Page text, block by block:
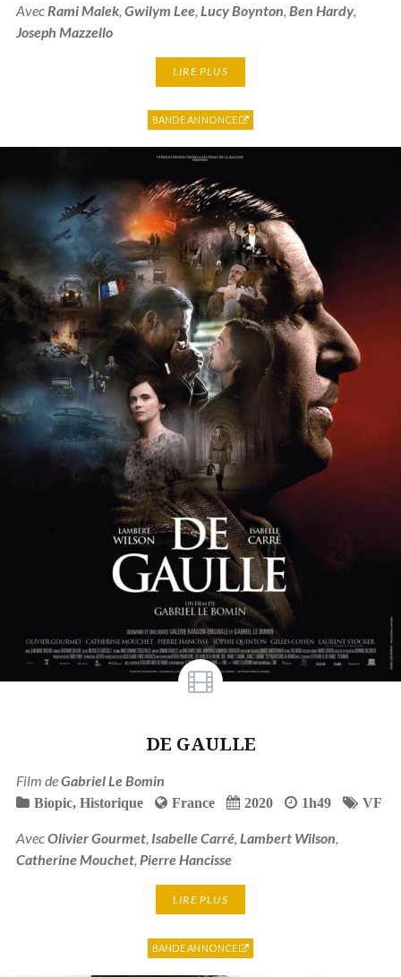
Avec Rami Malek, Gwilym Lee, Lucy Boynton Ben Hardy,
Joseph Mazzello
LIRE PLUS
BANDE ANNONCE
DE GAULLE
Film deGabriel Le Bomin
Biopic, Historique France 2020 1h49 VF
AvecOlivier Gourmet, Isabelle Carré, Lambert Wilson,
Catherine Mouchet, Pierre Hancisse
LIRE PLUS
BANDE ANNONCE